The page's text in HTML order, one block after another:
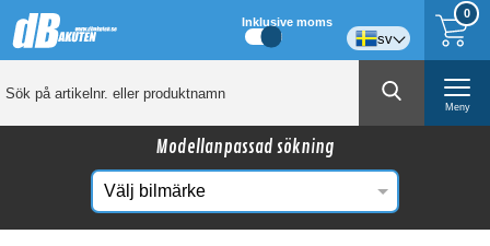
0
Inklusive moms
sv
Meny
Modellanpassad sökning